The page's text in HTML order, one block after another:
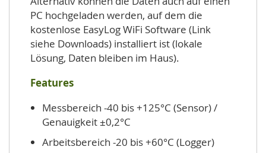
PC hochgeladen werden, auf dem die
kostenlose EasyLog WiFi Software (Link
siehe Downloads) installiert ist (lokale
Lösung, Daten bleiben im Haus).
Features
Messbereich -40 bis +125°C (Sensor) /
Genauigkeit ±0,2°C
Arbeitsbereich -20 bis +60°C (Logger)